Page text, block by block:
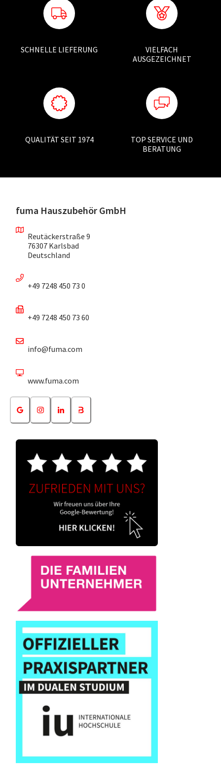
SCHNELLE LIEFERUNG
VIELFACH
AUSGEZEICHNET
QUALITÄT SEIT 1974
TOP SERVICE UND
BERATUNG
fuma Hauszubehör GmbH
Reutäckerstraße 9
76307 Karlsbad
Deutschland
+49 7248 450 73 0
+49 7248 450 73 60
info@fuma.com
www.fuma.com